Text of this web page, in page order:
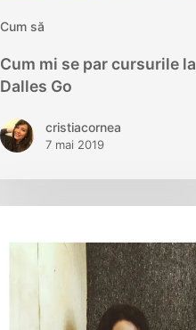
Cum să
Cum mi se par cursurile la
Dalles Go
cristiacornea
7 mai 2019